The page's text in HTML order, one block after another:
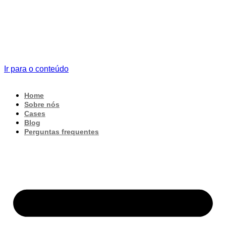
Ir para o conteúdo
Home
Sobre nós
Cases
Blog
Perguntas frequentes